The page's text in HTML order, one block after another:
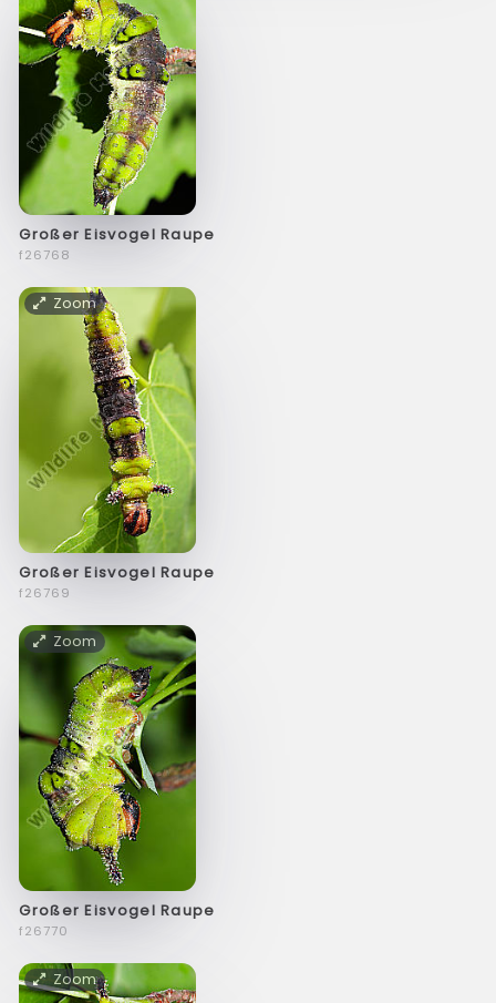
Großer Eisvogel Raupe
f26768
Zoom
Großer Eisvogel Raupe
f26769
Zoom
Großer Eisvogel Raupe
f26770
Zoom